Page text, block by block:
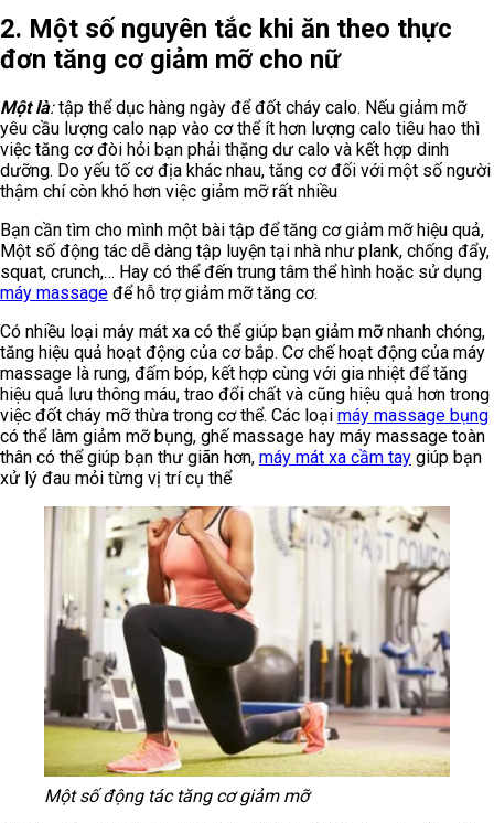
2. Một số nguyên tắc khi ăn theo thực
đơn tăng cơ giảm mỡ cho nữ
Một là:tập thể dục hàng ngày để đốt cháy calo. Nếu giảm mỡ
yêu cầu lượng calo nạp vào cơ thể ít hơn lượng calo tiêu hao thì
việc tăng cơ đòi hỏi bạn phải thặng dư calo và kết hợp dinh
dưỡng. Do yếu tố cơ địa khác nhau, tăng cơ đối với một số người
thậm chí còn khó hơn việc giảm mỡ rất nhiều
Bạn cần tìm cho mình một bài tập để tăng cơ giảm mỡ hiệu quả,
Một số động tác dễ dàng tập luyện tại nhà như plank, chống đẩy,
squat, crunch,… Hay có thể đến trung tâm thể hình hoặc sử dụng
máy massage để hỗ trợ giảm mỡ tăng cơ.
Có nhiều loại máy mát xa có thể giúp bạn giảm mỡ nhanh chóng,
tăng hiệu quả hoạt động của cơ bắp. Cơ chế hoạt động của máy
massage là rung, đấm bóp, kết hợp cùng với gia nhiệt để tăng
hiệu quả lưu thông máu, trao đổi chất và cũng hiệu quả hơn trong
việc đốt cháy mỡ thừa trong cơ thể. Các loại máy massage bụng
có thể làm giảm mỡ bụng, ghế massage hay máy massage toàn
thân có thể giúp bạn thư giãn hơn, máy mát xa cầm tay giúp bạn
xử lý đau mỏi từng vị trí cụ thể
Một số động tác tăng cơ giảm mỡ